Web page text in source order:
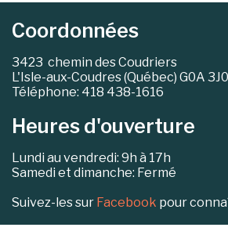
Coordonnées
3423 chemin des Coudriers
L'Isle-aux-Coudres (Québec) G0A 3J0
Téléphone: 418 438-1616
Heures d'ouverture
Lundi au vendredi: 9h à 17h
Samedi et dimanche: Fermé
Suivez-les sur Facebook pour